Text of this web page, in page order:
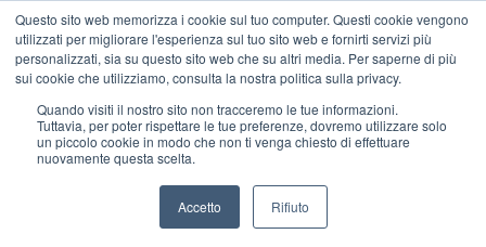
Questo sito web memorizza i cookie sul tuo computer. Questi cookie vengono
utilizzati per migliorare l'esperienza sul tuo sito web e fornirti servizi più
personalizzati, sia su questo sito web che su altri media. Per saperne di più
sui cookie che utilizziamo, consulta la nostra politica sulla privacy.
Quando visiti il ​​nostro sito non tracceremo le tue informazioni.
Tuttavia, per poter rispettare le tue preferenze, dovremo utilizzare solo
un piccolo cookie in modo che non ti venga chiesto di effettuare
nuovamente questa scelta.
Accetto Rifiuto